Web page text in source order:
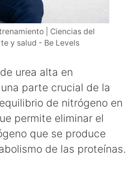
| Ciencias del
y salud - Be Levels
urea alta en
parte crucial de la
de nitrógeno en
permite eliminar el
que se produce
de las proteínas.